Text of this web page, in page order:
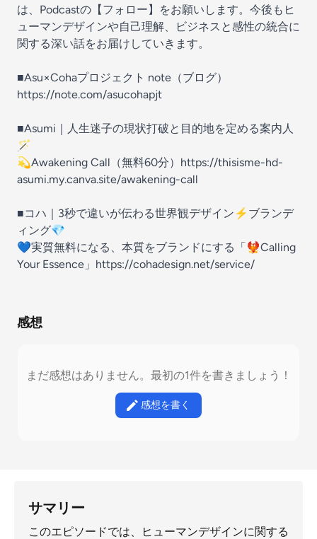
は、Podcastの【フォロー】をお願いします。今後もヒ
ューマンデザインや自己理解、ビジネスと感性の統合に
関する深い話をお届けしていきます。
■Asu×Cohaプロジェクト note（ブログ）
https://note.com/asucohapjt
■Asumi｜人生迷子の現状打破と目的地を定める案内人
🪄
💫Awakening Call（無料60分） https://thisisme-hd-
asumi.my.canva.site/awakening-call
■コハ｜3秒で違いが伝わる世界観デザイン⚡️ブランデ
ィング💎
💙実質無料になる、本質をブランドにする「🐦‍🔥Calling
Your Essence」 https://cohadesign.net/service/
感想
まだ感想はありません。最初の1件を書きましょう！
感想を書く
サマリー
このエピソードでは、ヒューマンデザインに関する